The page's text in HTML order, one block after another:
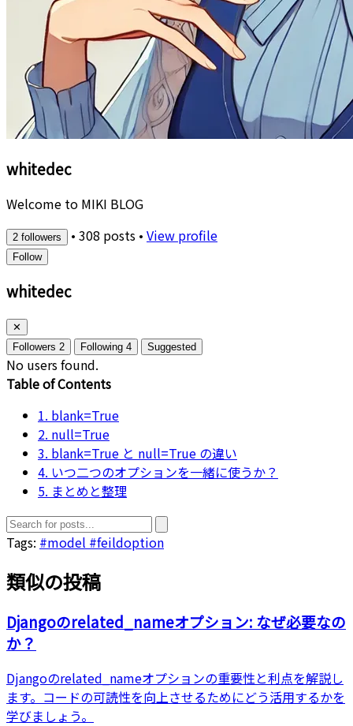
whitedec
Welcome to MIKI BLOG
2 followers • 308 posts • View profile
Follow
whitedec
✕
Followers 2 Following 4 Suggested
No users found.
Table of Contents
1. blank=True
2. null=True
3. blank=True と null=True の違い
4. いつ二つのオプションを一緒に使うか？
5. まとめと整理
Tags: #model #feildoption
類似の投稿
Djangoのrelated_nameオプション: なぜ必要なの
か？
Djangoのrelated_nameオプションの重要性と利点を解説し
ます。コードの可読性を向上させるためにどう活用するかを
学びましょう。